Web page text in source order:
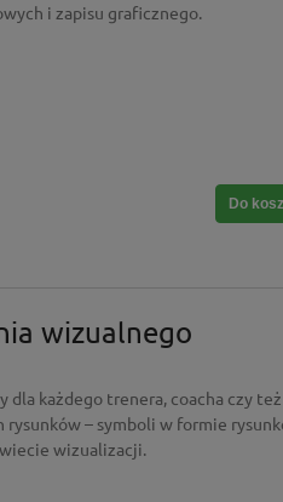
i zapisu graficznego.
Do
wizualnego
dla każdego trenera, coacha czy też
– symboli w formie
wizualizacji.